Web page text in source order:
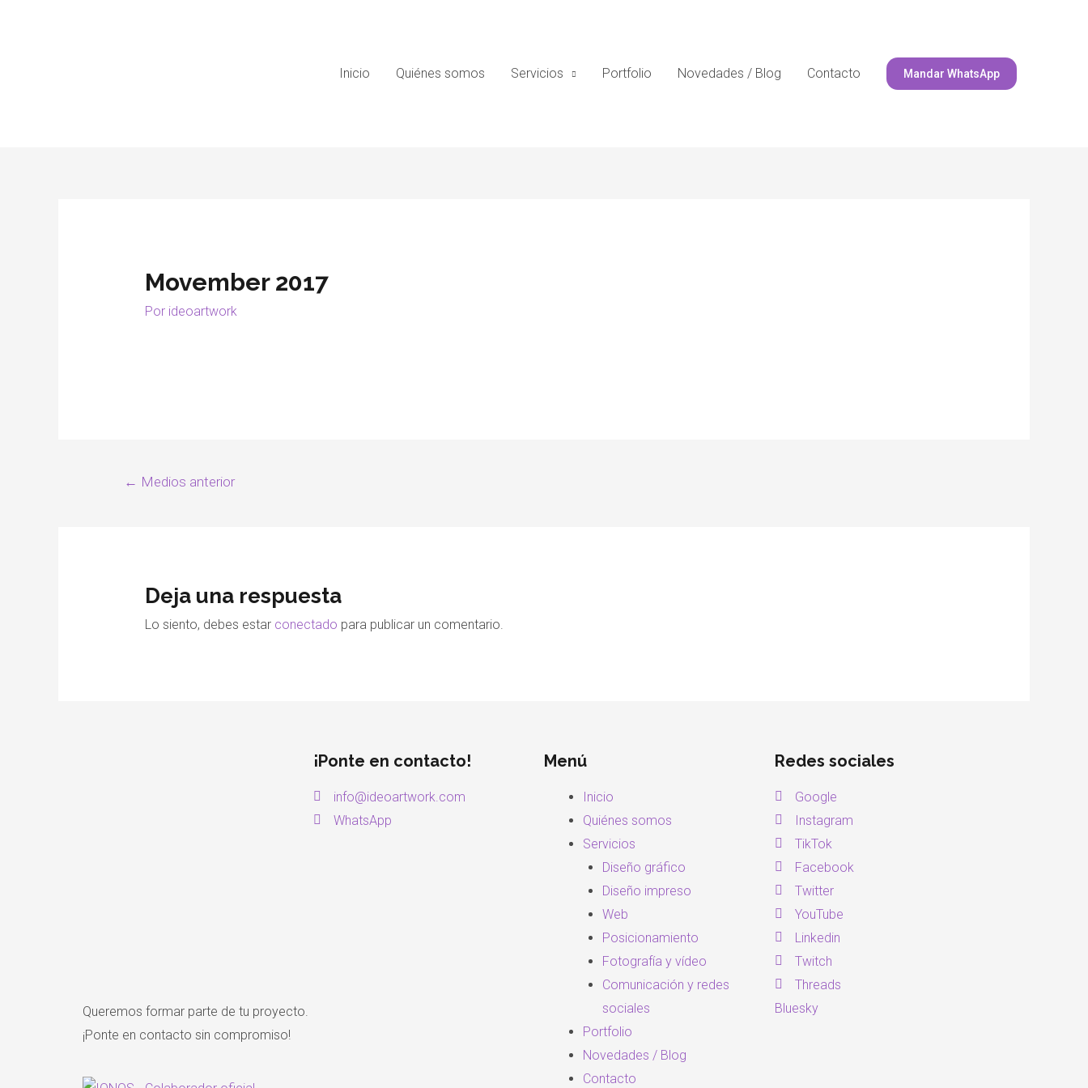
Inicio Quiénes somos Servicios Portfolio Novedades / Blog Contacto Mandar WhatsApp
Movember 2017
Por ideoartwork
← Medios anterior
Deja una respuesta
Lo siento, debes estar conectado para publicar un comentario.
Queremos formar parte de tu proyecto.
¡Ponte en contacto sin compromiso!
¡Ponte en contacto!
info@ideoartwork.com
WhatsApp
Menú
Inicio
Quiénes somos
Servicios
Diseño gráfico
Diseño impreso
Web
Posicionamiento
Fotografía y vídeo
Comunicación y redes
sociales
Portfolio
Novedades / Blog
Contacto
Redes sociales
Google
Instagram
TikTok
Facebook
Twitter
YouTube
Linkedin
Twitch
Threads
Bluesky